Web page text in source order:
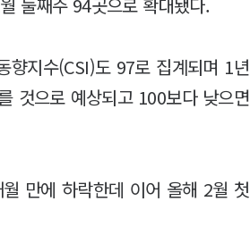
향지수(CSI)도 97로 집계되며 1년
것으로 예상되고 100보다 낮으면
만에 하락한데 이어 올해 2월 첫